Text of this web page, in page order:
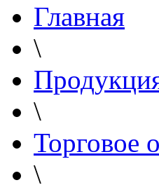
Главная
\
\
Торговое
\